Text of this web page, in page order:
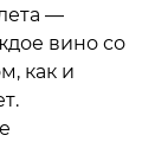
—
вино со
как и